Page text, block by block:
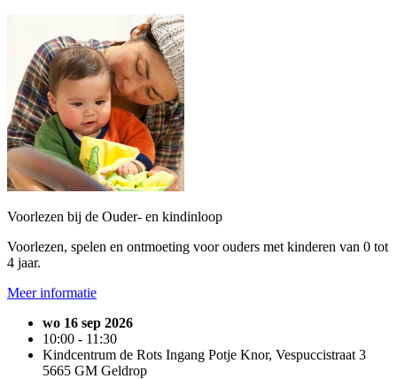
Voorlezen bij de Ouder- en kindinloop
Voorlezen, spelen en ontmoeting voor ouders met kinderen van 0 tot
4 jaar.
Meer informatie
wo 16 sep 2026
10:00 - 11:30
Kindcentrum de Rots Ingang Potje Knor, Vespuccistraat 3
5665 GM Geldrop